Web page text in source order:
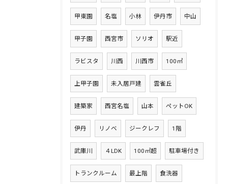
甲東園 名塩 小林 伊丹市 中山
甲子園 西宮市 ソリオ 駅近
ラビスタ 川西 川西市 100㎡
上甲子園 未入居戸建 雲雀丘
建築家 西宮名塩 山本 ペットOK
伊丹 リノベ ジークレフ 1階
武庫川 ４LDK 100㎡超 駐車場付き
トランクルーム 最上階 食洗器